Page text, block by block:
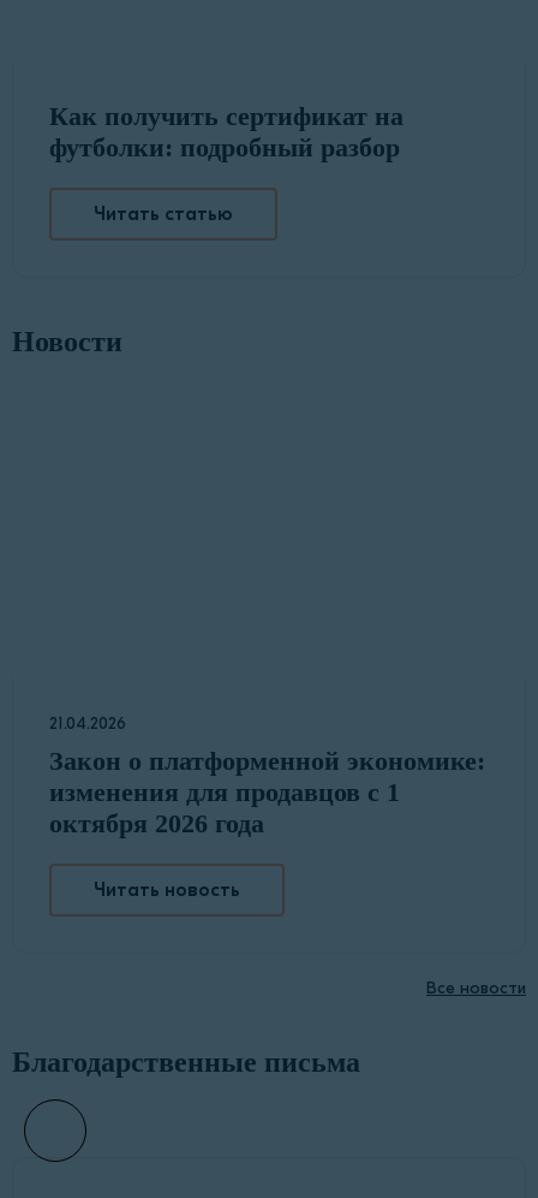
Как получить сертификат на
футболки: подробный разбор
Читать статью
Новости
21.04.2026
Закон о платформенной экономике:
изменения для продавцов с 1
октября 2026 года
Читать новость
Все новости
Благодарственные письма